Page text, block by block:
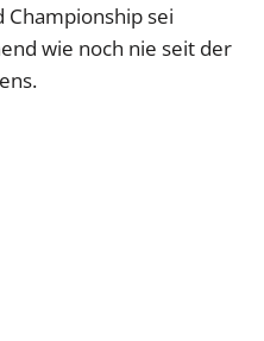
Championship sei
wie noch nie seit der